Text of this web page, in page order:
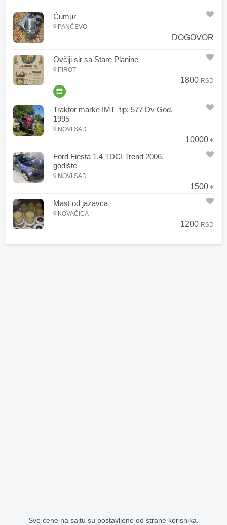
Ćumur
PANČEVO
DOGOVOR
Ovčiji sir sa Stare Planine
PIROT
1800 RSD
Traktor marke IMT tip: 577 Dv God.
1995
NOVI SAD
10000 €
Ford Fiesta 1.4 TDCI Trend 2006.
godište
NOVI SAD
1500 €
Mast od jazavca
KOVAČICA
1200 RSD
Sve cene na sajtu su postavljene od strane korisnika.